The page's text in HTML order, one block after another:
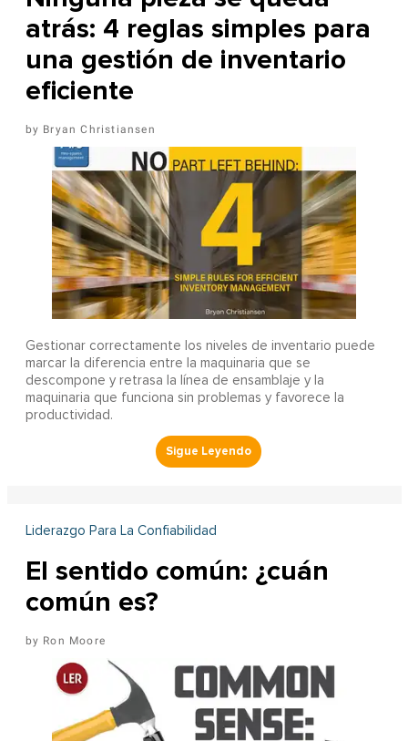
atrás: 4 reglas simples para
una gestión de inventario
eficiente
Bryan Christiansen
Gestionar correctamente los niveles de inventario puede
marcar la diferencia entre la maquinaria que se
descompone y retrasa la línea de ensamblaje y la
maquinaria que funciona sin problemas y favorece la
productividad.
Liderazgo Para La Confiabilidad
El sentido común: ¿cuán
común es?
Ron Moore